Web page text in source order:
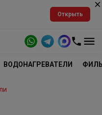
Открыть
ВОДОНАГРЕВАТЕЛИ